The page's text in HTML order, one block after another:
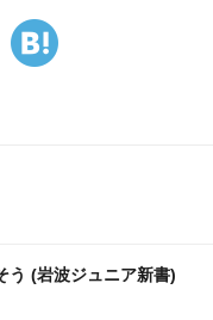
う (岩波ジュニア新書)